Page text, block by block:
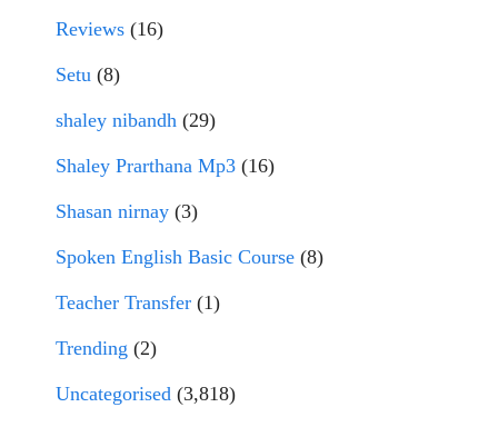
Reviews (16)
Setu (8)
shaley nibandh (29)
Shaley Prarthana Mp3 (16)
Shasan nirnay (3)
Spoken English Basic Course (8)
Teacher Transfer (1)
Trending (2)
Uncategorised (3,818)